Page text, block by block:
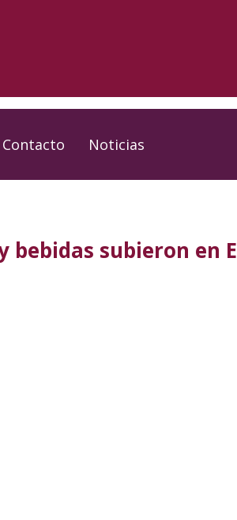
Contacto Noticias
subieron en